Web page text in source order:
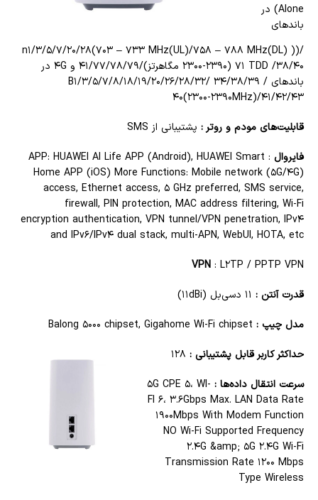
Alone) در
باندهای
n۱/۳/۵/۷/۲۰/۲۸(۷۰۳ – ۷۳۳ MHz(UL)/۷۵۸ – ۷۸۸ MHz(DL) ))/
۷۱ TDD /۳۸/۴۰ (۲۳۰۰-۲۳۹۰ مگاهرتز)/۴۱/۷۷/۷۸/۷۹ و ۴G در
باندهای B۱/۳/۵/۷/۸/۱۸/۱۹/۲۰/۲۶/۲۸/۳۲/ ۳۴/۳۸/۳۹ /
۴۰(۲۳۰۰-۲۳۹۰MHz)/۴۱/۴۲/۴۳
قابلیت‌های مودم و روتر : پشتیبانی از SMS
فایروال
: APP: HUAWEI AI Life APP (Android), HUAWEI Smart
Home APP (iOS) More Functions: Mobile network (۵G/۴G)
access, Ethernet access, ۵ GHz preferred, SMS service,
firewall, PIN protection, MAC address filtering, Wi-Fi
encryption authentication, VPN tunnel/VPN penetration, IPv۴
and IPv۶/IPv۴ dual stack, multi-APN, WebUI, HOTA, etc
VPN : L۲TP / PPTP VPN
قدرت آنتن : ۱۱ دسی‌بل (۱۱dBi)
مدل چیپ : Balong ۵۰۰۰ chipset, Gigahome Wi-Fi chipset
حداکثر کاربر قابل پشتیبانی : ۱۲۸
سرعت انتقال داده‌ها : ۵G CPE ۵، WI-
FI ۶، ۳.۶Gbps Max. LAN Data Rate
۱۹۰۰Mbps With Modem Function
NO Wi-Fi Supported Frequency
۲.۴G &amp; ۵G ۲.۴G Wi-Fi
Transmission Rate ۱۲۰۰ Mbps
Type Wireless